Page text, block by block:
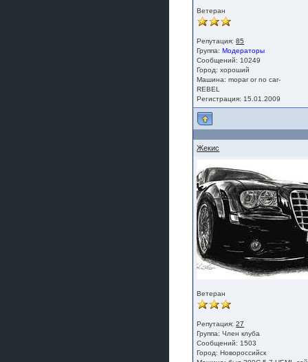
Ветеран
Репутация:85
Группа:Модераторы
Сообщений: 10249
Город: хороший
Машина: mopar or no car-
REBEL
Регистрация: 15.01.2009
Жекис
Ветеран
Репутация:27
Группа:Член клуба
Сообщений: 1503
Город: Новороссийск